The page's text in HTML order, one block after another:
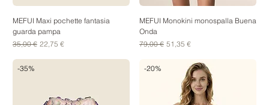
MEFUI Maxi pochette fantasia
guarda pampa
Prezzo regolare
35,00 € Prezzo scontato
22,75 €
MEFUI Monokini monospalla Buena
Onda
Prezzo regolare
79,00 € Prezzo scontato
51,35 €
-35% -20%